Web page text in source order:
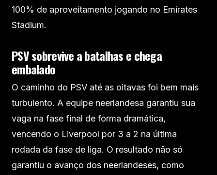
100% de aproveitamento jogando no Emirates
Stadium.
PSV sobrevive a batalhas e chega
embalado
O caminho do PSV até as oitavas foi bem mais
turbulento. A equipe neerlandesa garantiu sua
vaga na fase final de forma dramática,
vencendo o Liverpool por 3 a 2 na última
rodada da fase de liga. O resultado não só
garantiu o avanço dos neerlandeses, como